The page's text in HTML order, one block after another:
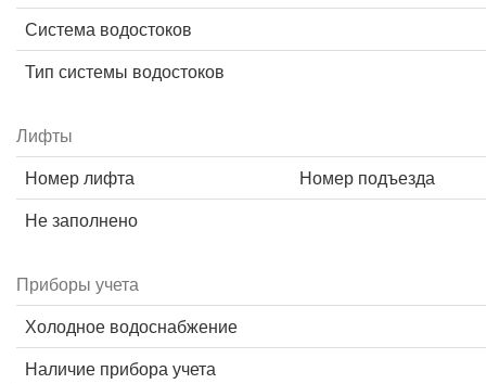
Система водостоков
Тип системы водостоков
Лифты
Номер лифта
Номер подъезда
Не заполнено
Приборы учета
Холодное водоснабжение
Наличие прибора учета